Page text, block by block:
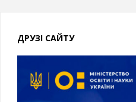
ДРУЗІ САЙТУ